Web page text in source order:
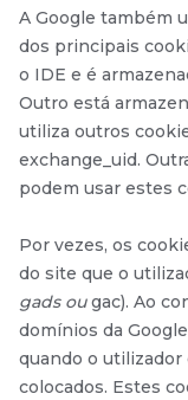
A Google também
dos principais
o IDE e é
Outro está
utiliza outros
exchange_uid.
podem usar estes
Por vezes, os
do site que o
gads ougac). Ao
domínios da
quando o
colocados. Estes